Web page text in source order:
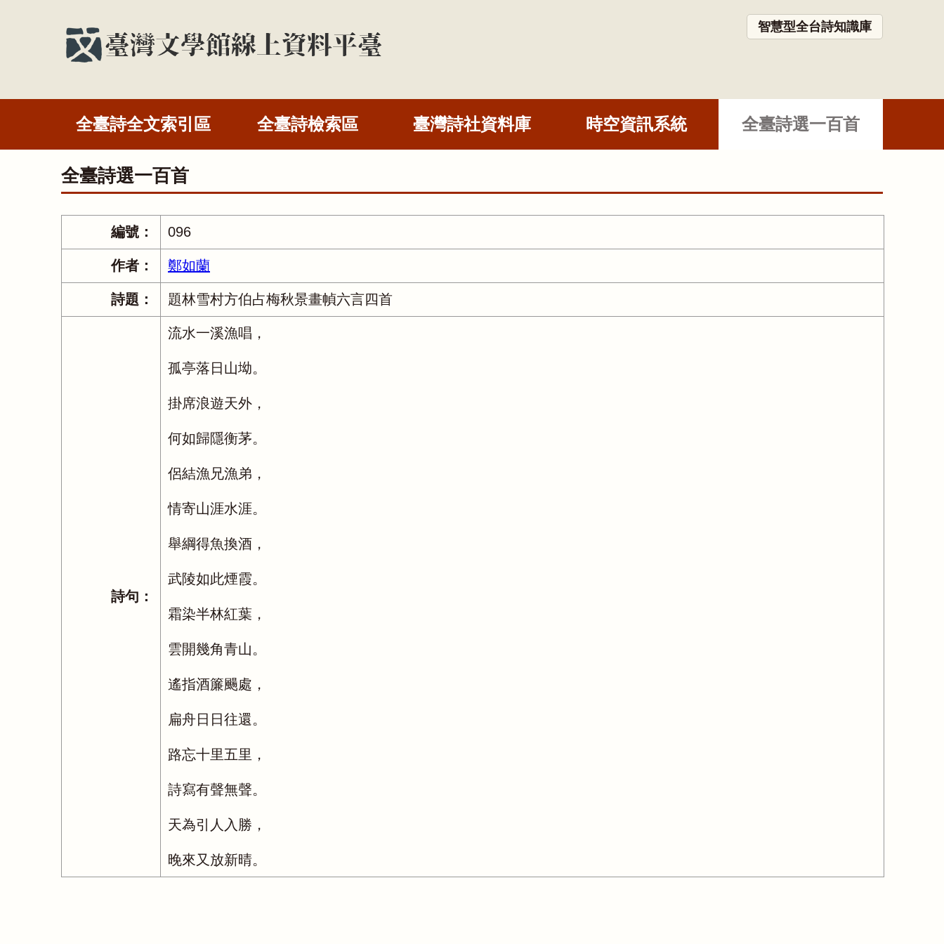
智慧型全台詩知識庫
全臺詩全文索引區 全臺詩檢索區 臺灣詩社資料庫 時空資訊系統 全臺詩選一百首
全臺詩選一百首
編號： 096
作者： 鄭如蘭
詩題： 題林雪村方伯占梅秋景畫幀六言四首
詩句：
流水一溪漁唱，
孤亭落日山坳。
掛席浪遊天外，
何如歸隱衡茅。
侶結漁兄漁弟，
情寄山涯水涯。
舉綱得魚換酒，
武陵如此煙霞。
霜染半林紅葉，
雲開幾角青山。
遙指酒簾颺處，
扁舟日日往還。
路忘十里五里，
詩寫有聲無聲。
天為引人入勝，
晚來又放新晴。